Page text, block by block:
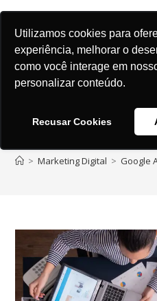
Utilizamos cookies para
experiência, melhorar o
como você interage em
personalizar conteúdo.
Recusar Cookies
> Marketing Digital > Google